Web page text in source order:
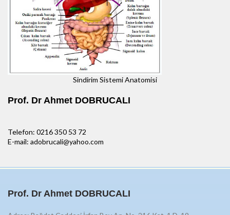
Sindirim Sistemi Anatomisi
Prof. Dr Ahmet DOBRUCALI
Telefon: 0216 350 53 72
E-mail: adobrucali@yahoo.com
Prof. Dr Ahmet DOBRUCALI